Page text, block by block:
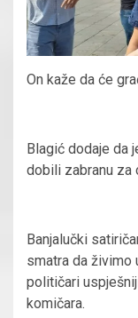
On kaže da će
Blagić dodaje da
dobili zabranu za
Banjalučki
smatra da živimo
političari
komičara.